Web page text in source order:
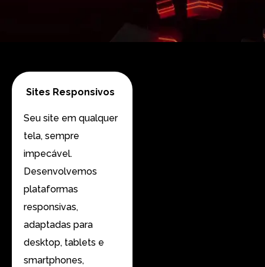
Sites Responsivos
Seu site em qualquer
tela, sempre
impecável.
Desenvolvemos
plataformas
responsivas,
adaptadas para
desktop, tablets e
smartphones,